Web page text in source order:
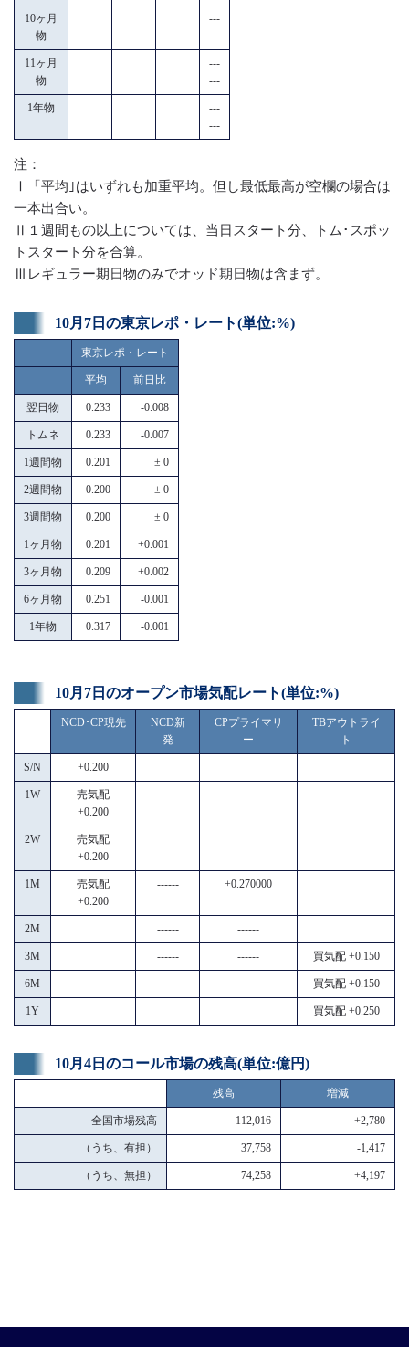
10ヶ月
物
---
---
11ヶ月
物
---
---
1年物
---
---
注：
Ⅰ「平均｣はいずれも加重平均。但し最低最高が空欄の場合は
一本出合い。
Ⅱ１週間もの以上については、当日スタート分、トム･スポッ
トスタート分を合算。
Ⅲレギュラー期日物のみでオッド期日物は含まず。
10月7日の東京レポ・レート(単位:%)
東京レポ・レート
平均 前日比
翌日物 0.233 -0.008
トムネ 0.233 -0.007
1週間物 0.201 ± 0
2週間物 0.200 ± 0
3週間物 0.200 ± 0
1ヶ月物 0.201 +0.001
3ヶ月物 0.209 +0.002
6ヶ月物 0.251 -0.001
1年物 0.317 -0.001
10月7日のオープン市場気配レート(単位:%)
NCD･CP現先
NCD新
発
CPプライマリ
ー
TBアウトライ
ト
S/N +0.200
1W
売気配
+0.200
2W
売気配
+0.200
1M
売気配
+0.200
------ +0.270000
2M ------ ------
3M ------ ------ 買気配 +0.150
6M 買気配 +0.150
1Y 買気配 +0.250
10月4日のコール市場の残高(単位:億円)
残高 増減
全国市場残高 112,016 +2,780
（うち、有担） 37,758 -1,417
（うち、無担） 74,258 +4,197